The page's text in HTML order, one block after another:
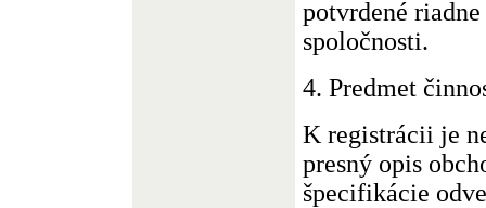
potvrdené
spoločnosti.
4. Predmet
K registrácii je
presný opis
špecifikácie